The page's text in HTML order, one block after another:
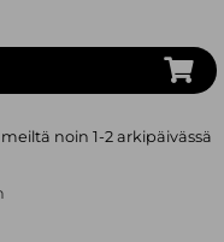
noin 1-2 arkipäivässä